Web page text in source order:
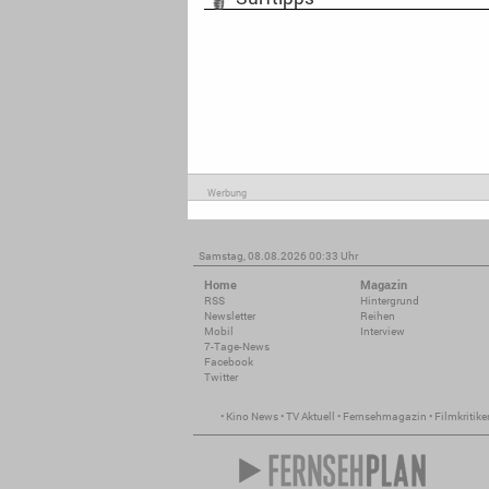
Werbung
Samstag, 08.08.2026 00:33 Uhr
Home
RSS
Newsletter
Mobil
7-Tage-News
Facebook
Twitter
Magazin
Hintergrund
Reihen
Interview
• Kino News •TV Aktuell • Fernsehmagazin •